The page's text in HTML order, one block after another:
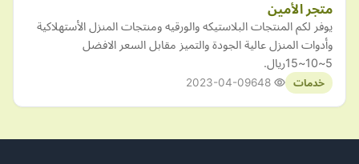
متجر الأمين
يوفر لكم المنتجات البلاستيكه والورقيه ومنتجات المنزل الأستهلاكية
وأدوات المنزل ‎عالية الجودة والتميز مقابل السعر الافضل
5~10~15ريال.
خدمات 2023-04-09